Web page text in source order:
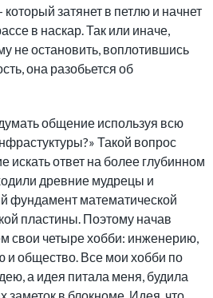
который затянет в петлю и начнет
в наскар. Так или иначе,
не остановить, воплотившись
она разобьется об
общение используя всю
Такой вопрос
искать ответ на более глубинном
древние мудрецы и
фундамент математической
пластины. Поэтому начав
свои четыре хобби: инженерию,
и общество. Все мои хобби по
а идея питала меня, будила